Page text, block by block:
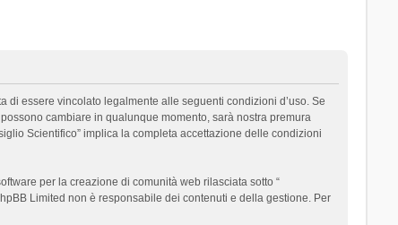
di essere vincolato legalmente alle seguenti condizioni d’uso. Se
cambiare in qualunque momento, sarà nostra premura
Scientifico” implica la completa accettazione delle condizioni
per la creazione di comunità web rilasciata sotto “
Limited non è responsabile dei contenuti e della gestione. Per